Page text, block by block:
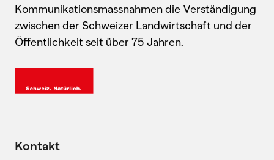
Kommunikationsmassnahmen die Verständigung
zwischen der Schweizer Landwirtschaft und der
Öffentlichkeit seit über 75 Jahren.
Kontakt